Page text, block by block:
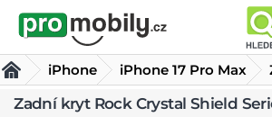
iPhone
iPhone 17 Pro Max
Kryty iPhone 17 Pro Max
Zadní kryt Rock Crystal Shield